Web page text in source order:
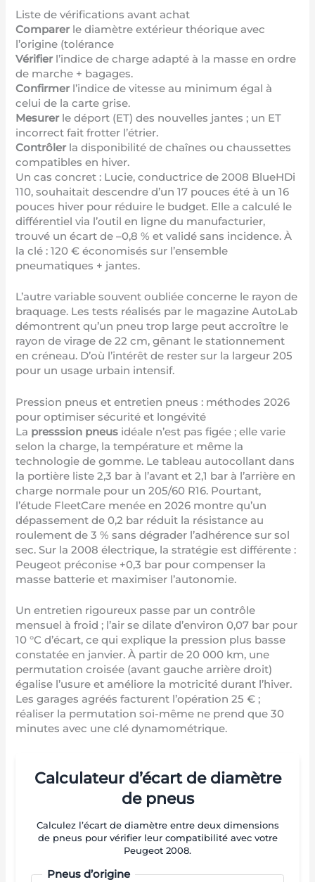
Liste de vérifications avant achat
Comparerle diamètre extérieur théorique avec
l’origine (tolérance
Vérifierl’indice de charge adapté à la masse en ordre
de marche + bagages.
Confirmerl’indice de vitesse au minimum égal à
celui de la carte grise.
Mesurerle déport (ET) des nouvelles jantes ; un ET
incorrect fait frotter l’étrier.
Contrôlerla disponibilité de chaînes ou chaussettes
compatibles en hiver.
Un cas concret : Lucie, conductrice de 2008 BlueHDi
110, souhaitait descendre d’un 17 pouces été à un 16
pouces hiver pour réduire le budget. Elle a calculé le
différentiel via l’outil en ligne du manufacturier,
trouvé un écart de –0,8 % et validé sans incidence. À
la clé : 120 € économisés sur l’ensemble
pneumatiques + jantes.
L’autre variable souvent oubliée concerne le rayon de
braquage. Les tests réalisés par le magazine AutoLab
démontrent qu’un pneu trop large peut accroître le
rayon de virage de 22 cm, gênant le stationnement
en créneau. D’où l’intérêt de rester sur la largeur 205
pour un usage urbain intensif.
Pression pneus et entretien pneus : méthodes 2026
pour optimiser sécurité et longévité
La presssion pneus idéale n’est pas figée ; elle varie
selon la charge, la température et même la
technologie de gomme. Le tableau autocollant dans
la portière liste 2,3 bar à l’avant et 2,1 bar à l’arrière en
charge normale pour un 205/60 R16. Pourtant,
l’étude FleetCare menée en 2026 montre qu’un
dépassement de 0,2 bar réduit la résistance au
roulement de 3 % sans dégrader l’adhérence sur sol
sec. Sur la 2008 électrique, la stratégie est différente :
Peugeot préconise +0,3 bar pour compenser la
masse batterie et maximiser l’autonomie.
Un entretien rigoureux passe par un contrôle
mensuel à froid ; l’air se dilate d’environ 0,07 bar pour
10 °C d’écart, ce qui explique la pression plus basse
constatée en janvier. À partir de 20 000 km, une
permutation croisée (avant gauche arrière droit)
égalise l’usure et améliore la motricité durant l’hiver.
Les garages agréés facturent l’opération 25 € ;
réaliser la permutation soi-même ne prend que 30
minutes avec une clé dynamométrique.
Calculateur d’écart de diamètre
de pneus
Calculez l’écart de diamètre entre deux dimensions
de pneus pour vérifier leur compatibilité avec votre
Peugeot 2008.
Pneus d’origine